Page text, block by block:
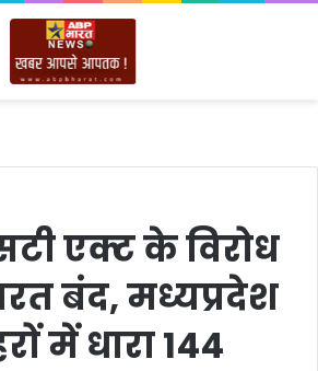
एक्ट के विरोध
बंद, मध्यप्रदेश
में धारा 144